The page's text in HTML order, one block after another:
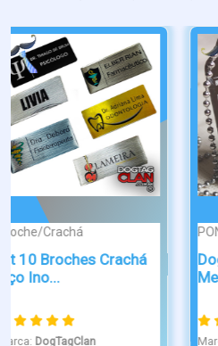
CAIXA
Caixa para Dog Tag Eu
Te Amo
Marca:DogTagClan